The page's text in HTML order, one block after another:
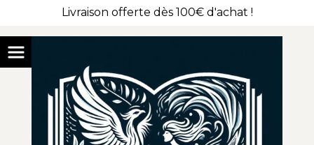
Livraison offerte dès 100€ d'achat !